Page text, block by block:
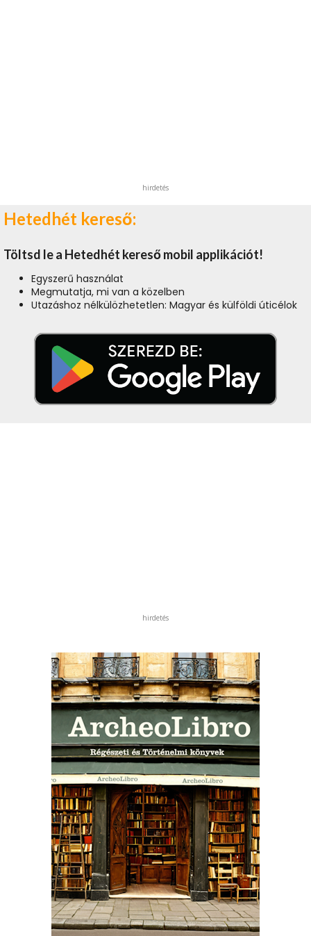
hirdetés
Hetedhét kereső:
Töltsd le a Hetedhét kereső mobil applikációt!
Egyszerű használat
Megmutatja, mi van a közelben
Utazáshoz nélkülözhetetlen: Magyar és külföldi úticélok
hirdetés